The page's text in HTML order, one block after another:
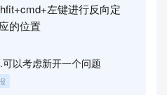
左键进行反向定
的位置
以考虑新开一个问题